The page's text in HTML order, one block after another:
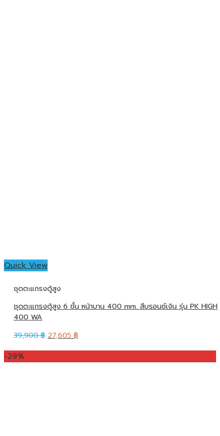
Quick View
ชุดตะแกรงตู้สูง
ชุดตะแกรงตู้สูง 6 ชั้น หน้าบาน 400 mm. สีบรอนซ์เงิน รุ่น PK HIGH
400 WA
39,900฿ 27,605 ฿
-29%